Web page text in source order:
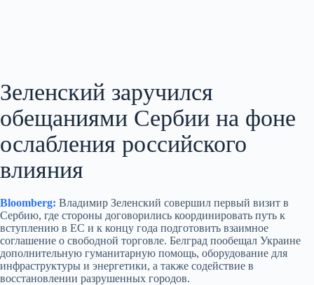
Зеленский заручился
обещаниями Сербии на фоне
ослабления российского
влияния
Bloomberg: Владимир Зеленский совершил первый визит в
Сербию, где стороны договорились координировать путь к
вступлению в ЕС и к концу года подготовить взаимное
соглашение о свободной торговле. Белград пообещал Украине
дополнительную гуманитарную помощь, оборудование для
инфраструктуры и энергетики, а также содействие в
восстановлении разрушенных городов.